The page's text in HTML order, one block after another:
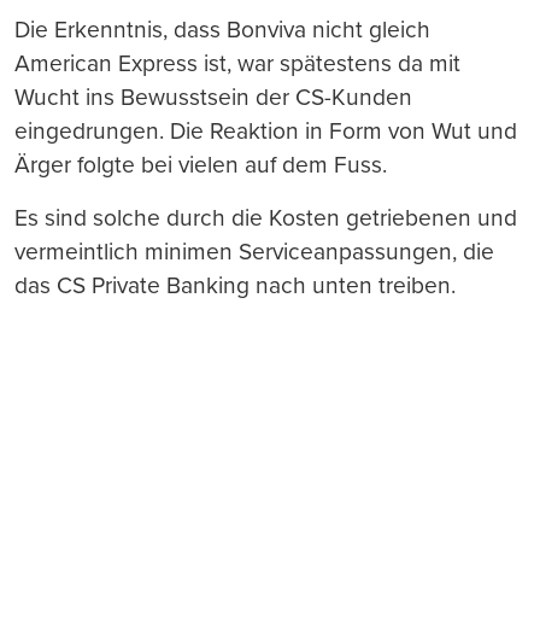
Die Erkenntnis, dass Bonviva nicht gleich
American Express ist, war spätestens da mit
Wucht ins Bewusstsein der CS-Kunden
eingedrungen. Die Reaktion in Form von Wut und
Ärger folgte bei vielen auf dem Fuss.
Es sind solche durch die Kosten getriebenen und
vermeintlich minimen Serviceanpassungen, die
das CS Private Banking nach unten treiben.